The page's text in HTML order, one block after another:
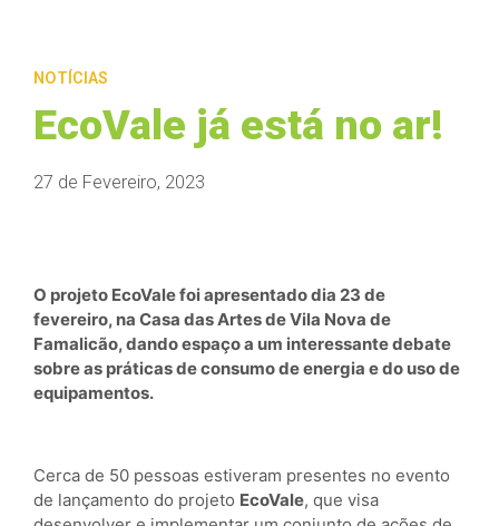
NOTÍCIAS
EcoVale já está no ar!
27 de Fevereiro, 2023
O projeto EcoVale foi apresentado dia 23 de
fevereiro, na Casa das Artes de Vila Nova de
Famalicão, dando espaço a um interessante debate
sobre as práticas de consumo de energia e do uso de
equipamentos.
Cerca de 50 pessoas estiveram presentes no evento
de lançamento do projeto EcoVale, que visa